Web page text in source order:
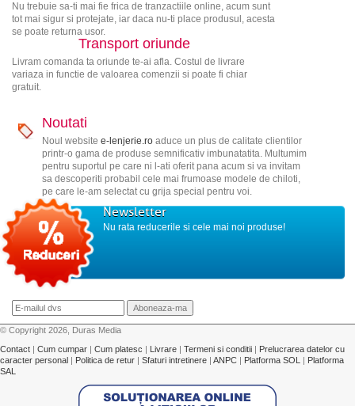
Nu trebuie sa-ti mai fie frica de tranzactiile online, acum sunt
tot mai sigur si protejate, iar daca nu-ti place produsul, acesta
se poate returna usor.
Transport oriunde
Livram comanda ta oriunde te-ai afla. Costul de livrare
variaza in functie de valoarea comenzii si poate fi chiar
gratuit.
Noutati
Noul website e-lenjerie.roaduce un plus de calitate clientilor
printr-o gama de produse semnificativ imbunatatita. Multumim
pentru suportul pe care ni l-ati oferit pana acum si va invitam
sa descoperiti probabil cele mai frumoase modele de chiloti,
pe care le-am selectat cu grija special pentru voi.
Newsletter
Nu rata reducerile si cele mai noi produse!
© Copyright 2026, Duras Media
Contact | Cum cumpar | Cum platesc | Livrare | Termeni si conditii | Prelucrarea datelor cu
caracter personal | Politica de retur | Sfaturi intretinere | ANPC | Platforma SOL | Platforma
SAL